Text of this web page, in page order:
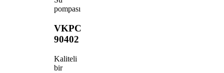
pompası
VKPC
90402
Kaliteli
bir